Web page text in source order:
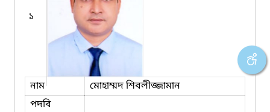
১
নাম
মোহাম্মদ শিবলীজ্জামান
পদবি